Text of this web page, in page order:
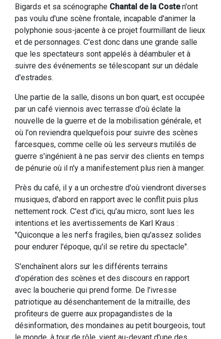
Bigards et sa scénographe Chantal de la Costen'ont
pas voulu d'une scène frontale, incapable d'animer la
polyphonie sous-jacente à ce projet fourmillant de lieux
et de personnages. C'est donc dans une grande salle
que les spectateurs sont appelés à déambuler et à
suivre des événements se télescopant sur un dédale
d'estrades.
Une partie de la salle, disons un bon quart, est occupée
par un café viennois avec terrasse d'où éclate la
nouvelle de la guerre et de la mobilisation générale, et
où l'on reviendra quelquefois pour suivre des scènes
farcesques, comme celle où les serveurs mutilés de
guerre s'ingénient à ne pas servir des clients en temps
de pénurie où il n'y a manifestement plus rien à manger.
Près du café, il y a un orchestre d'où viendront diverses
musiques, d'abord en rapport avec le conflit puis plus
nettement rock. C'est d'ici, qu'au micro, sont lues les
intentions et les avertissements de Karl Kraus :
"Quiconque a les nerfs fragiles, bien qu'assez solides
pour endurer l'époque, qu'il se retire du spectacle".
S'enchaînent alors sur les différents terrains
d'opération des scènes et des discours en rapport
avec la boucherie qui prend forme. De l'ivresse
patriotique au désenchantement de la mitraille, des
profiteurs de guerre aux propagandistes de la
désinformation, des mondaines au petit bourgeois, tout